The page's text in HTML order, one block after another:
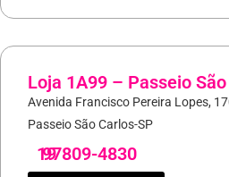
Loja 1A99 – Passeio
Avenida Francisco Pereira Lopes,
Passeio São Carlos-SP
19
97809-4830